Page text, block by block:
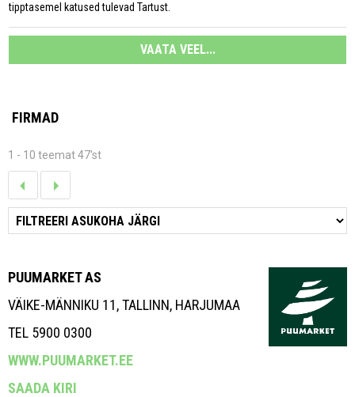
tipptasemel katused tulevad Tartust.
VAATA VEEL...
FIRMAD
1 - 10 teemat 47'st
PUUMARKET AS
VÄIKE-MÄNNIKU 11, TALLINN, HARJUMAA
TEL 5900 0300
WWW.PUUMARKET.EE
SAADA KIRI